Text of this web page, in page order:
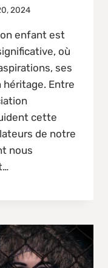
2024
enfant est
où
ses
Entre
cette
de notre
nous